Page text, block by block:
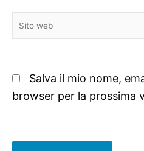
Sito
web
Salva il mio nome,
browser per la prossima